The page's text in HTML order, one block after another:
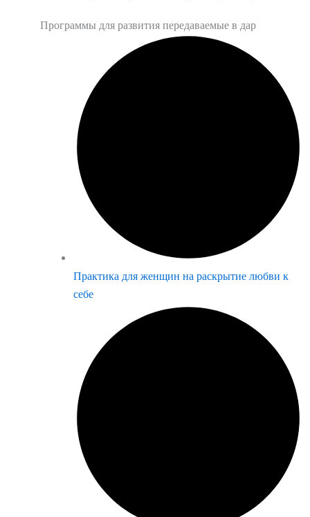
Программы для развития передаваемые в дар
Практика для женщин на раскрытие любви к
себе